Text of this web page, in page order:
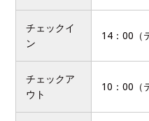
チェックイ
ン
14：00（
チェックア
ウト
10：00（